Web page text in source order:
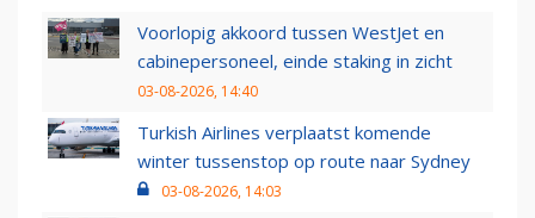
Voorlopig akkoord tussen WestJet en
cabinepersoneel, einde staking in zicht
03-08-2026, 14:40
Turkish Airlines verplaatst komende
winter tussenstop op route naar Sydney
03-08-2026, 14:03